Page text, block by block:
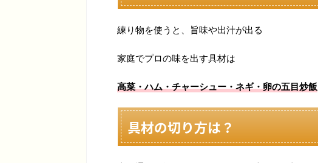
練り物を使うと、旨味や出汁が出る
家庭でプロの味を出す具材は
高菜・ハム・チャーシュー・ネギ・卵の五目炒飯
具材の切り方は？